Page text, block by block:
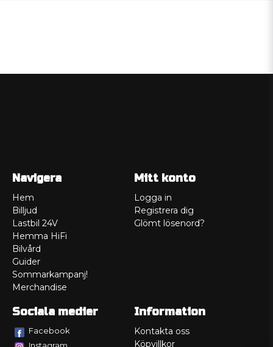
Navigera
Hem
Billjud
Lastbil 24V
Hemma HiFi
Bilvård
Guider
Sommarkampanj!
Merchandise
Mitt konto
Logga in
Registrera dig
Glömt lösenord?
Sociala medier
Facebook
Information
Kontakta oss
Köpvillkor